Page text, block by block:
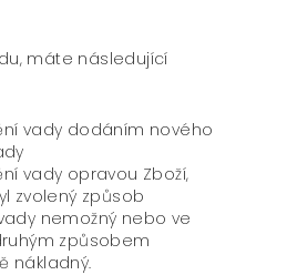
máte následující
vady dodáním nového
vady opravou Zboží,
zvolený způsob
nemožný nebo ve
způsobem
nákladný.